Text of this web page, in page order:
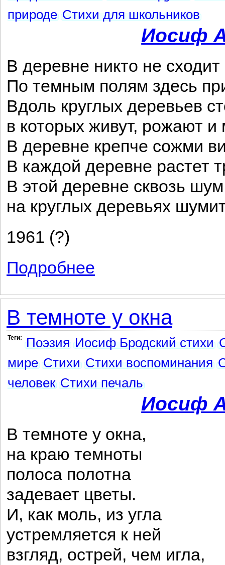
природе Стихи для школьников
Иосиф
В деревне никто не
По темным полям здесь
Вдоль круглых деревьев
в которых живут, рожают и
В деревне крепче сожми
В каждой деревне растет
В этой деревне сквозь
на круглых деревьях
1961 (?)
Подробнее
В темноте у окна
Теги: Поэзия Иосиф Бродский стихи
мире Стихи Стихи воспоминания
человек Стихи печаль
Иосиф
В темноте у окна,
на краю темноты
полоса полотна
задевает цветы.
И, как моль, из угла
устремляется к ней
взгляд, острей, чем игла,